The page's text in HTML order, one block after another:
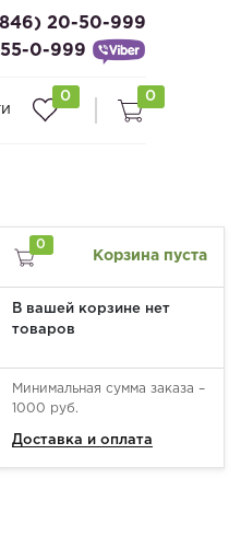
20-50-999
0-999
0 0
0
Корзина пуста
В вашей корзине нет
товаров
Минимальная сумма заказа –
1000 руб.
Доставка и оплата